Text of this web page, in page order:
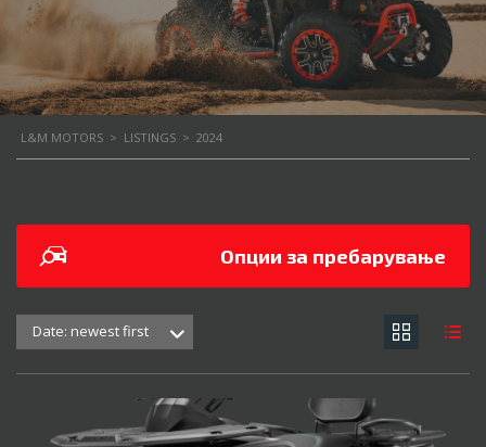
L&M MOTORS > LISTINGS > 2024
Опции за пребарување
Date: newest first